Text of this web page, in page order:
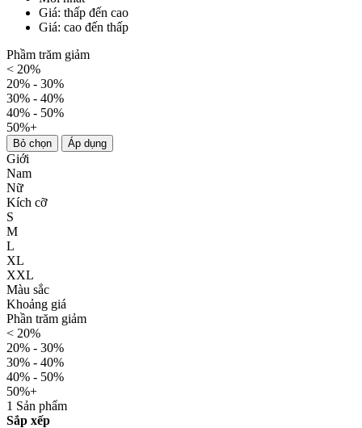
Giá: thấp đến cao
Giá: cao đến thấp
Phầm trăm giảm
< 20%
20% - 30%
30% - 40%
40% - 50%
50%+
Bỏ chọn Áp dụng
Giới
Nam
Nữ
Kích cỡ
S
M
L
XL
XXL
Màu sắc
Khoảng giá
Phần trăm giảm
< 20%
20% - 30%
30% - 40%
40% - 50%
50%+
1 Sản phẩm
Sắp xếp